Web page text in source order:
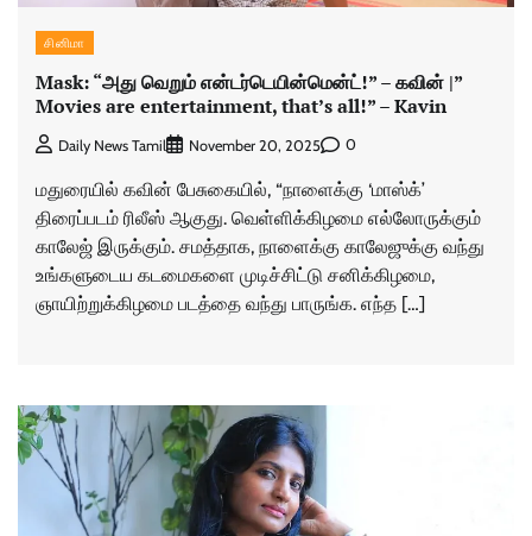
சினிமா
Mask: “அது வெறும் என்டர்டெயின்மென்ட்!” – கவின் |”
Movies are entertainment, that’s all!” – Kavin
Daily News Tamil November 20, 2025 0
மதுரையில் கவின் பேசுகையில், “நாளைக்கு ‘மாஸ்க்’
திரைப்படம் ரிலீஸ் ஆகுது. வெள்ளிக்கிழமை எல்லோருக்கும்
காலேஜ் இருக்கும். சமத்தாக, நாளைக்கு காலேஜுக்கு வந்து
உங்களுடைய கடமைகளை முடிச்சிட்டு சனிக்கிழமை,
ஞாயிற்றுக்கிழமை படத்தை வந்து பாருங்க. எந்த […]